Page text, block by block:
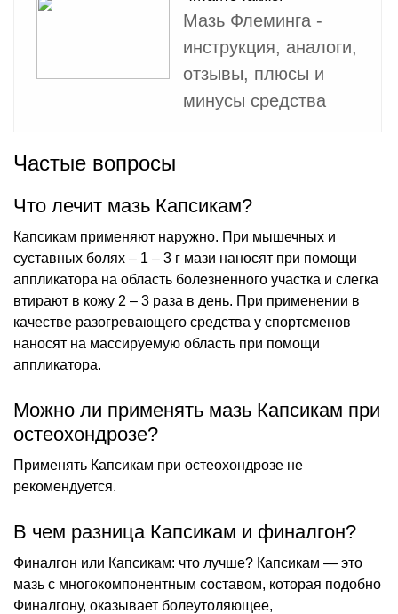
Мазь Флеминга -
инструкция, аналоги,
отзывы, плюсы и
минусы средства
Частые вопросы
Что лечит мазь Капсикам?
Капсикам применяют наружно. При мышечных и
суставных болях – 1 – 3 г мази наносят при помощи
аппликатора на область болезненного участка и слегка
втирают в кожу 2 – 3 раза в день. При применении в
качестве разогревающего средства у спортсменов
наносят на массируемую область при помощи
аппликатора.
Можно ли применять мазь Капсикам при
остеохондрозе?
Применять Капсикам при остеохондрозе не
рекомендуется.
В чем разница Капсикам и финалгон?
Финалгон или Капсикам: что лучше? Капсикам — это
мазь с многокомпонентным составом, которая подобно
Финалгону, оказывает болеутоляющее,